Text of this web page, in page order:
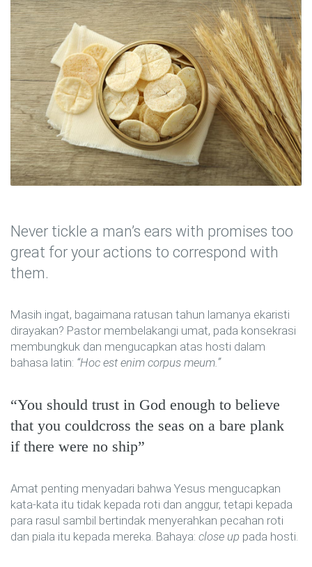
Never tickle a man’s ears with promises too
great for your actions to correspond with
them.
Masih ingat, bagaimana ratusan tahun lamanya ekaristi
dirayakan? Pastor membelakangi umat, pada konsekrasi
membungkuk dan mengucapkan atas hosti dalam
bahasa latin: “Hoc est enim corpus meum.”
You should trust in God enough to believe
that you couldcross the seas on a bare plank
if there were no ship
Amat penting menyadari bahwa Yesus mengucapkan
kata-kata itu tidak kepada roti dan anggur, tetapi kepada
para rasul sambil bertindak menyerahkan pecahan roti
dan piala itu kepada mereka. Bahaya: close up pada hosti.